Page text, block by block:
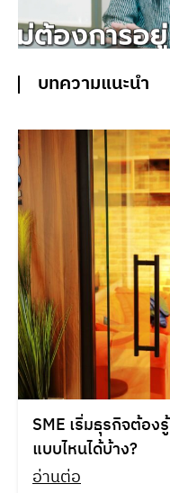
บทความแนะนำ
SME เริ่มธุรกิจต้อง
แบบไหนได้บ้าง?
อ่านต่อ